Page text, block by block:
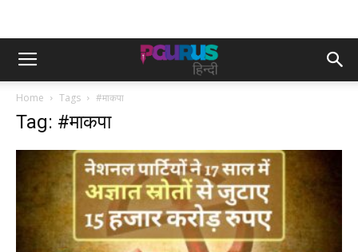
Home Tags #माकपा
Tag: #माकपा